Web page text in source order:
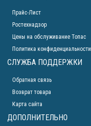
Прайс-Лист
Ростехнадзор
Цены на обслуживание Топас
Политика конфиденциальности
СЛУЖБА ПОДДЕРЖКИ
Обратная связь
Возврат товара
Карта сайта
ДОПОЛНИТЕЛЬНО